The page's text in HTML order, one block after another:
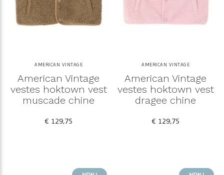
AMERICAN VINTAGE
American Vintage
vestes hoktown vest
muscade chine
€ 129,75
AMERICAN VINTAGE
American Vintage
vestes hoktown vest
dragee chine
€ 129,75